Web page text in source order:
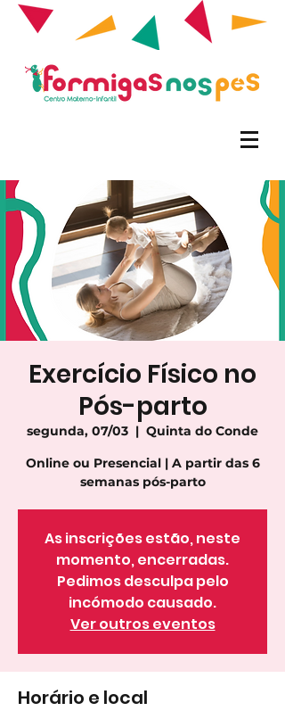
Exercício Físico no
Pós-parto
segunda, 07/03
  |
Quinta do Conde
Online ou Presencial | A partir das 6
semanas pós-parto
As inscrições estão, neste
momento, encerradas.
Pedimos desculpa pelo
incómodo causado.
Ver outros eventos
Horário e local